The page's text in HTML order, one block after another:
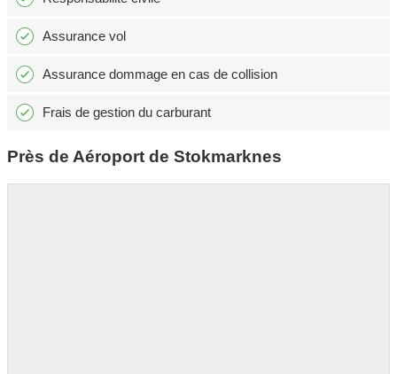
Assurance vol
Assurance dommage en cas de collision
Frais de gestion du carburant
Près de Aéroport de Stokmarknes